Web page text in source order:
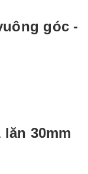
góc -
30mm